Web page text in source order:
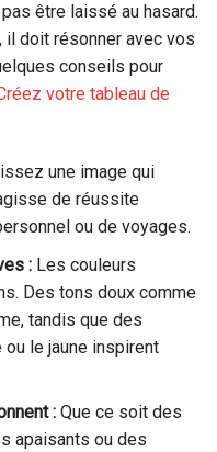
pas être laissé au hasard.
il doit résonner avec vos
conseils pour
votre tableau de
une image qui
de réussite
ou de voyages.
:Les couleurs
Des tons doux comme
tandis que des
ou le jaune inspirent
:Que ce soit des
apaisants ou des